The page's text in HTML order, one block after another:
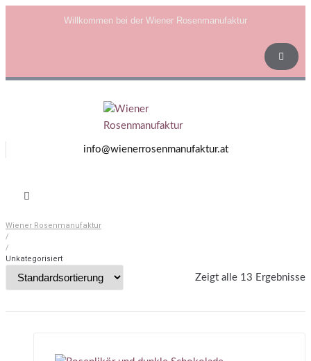
Willkommen bei der Wiener Rosenmanufaktur
info@wienerrosenmanufaktur.at
Wiener Rosenmanufaktur
/
/
Unkategorisiert
Zeigt alle 13 Ergebnisse